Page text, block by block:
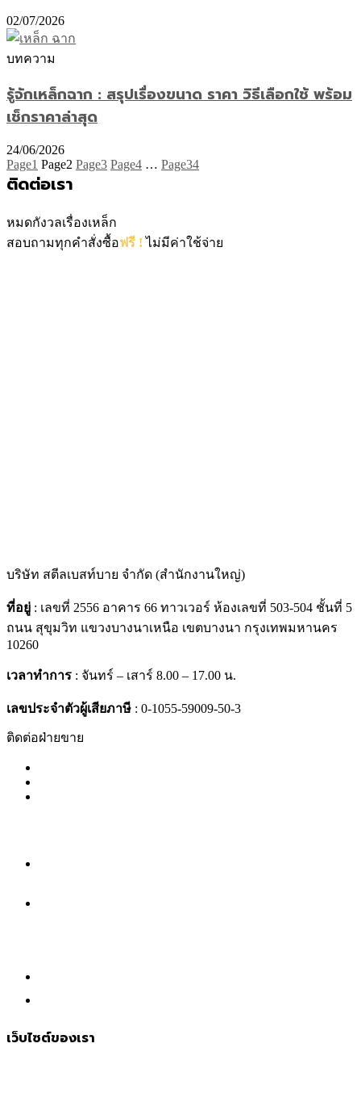
02/07/2026
บทความ
รู้จักเหล็กฉาก : สรุปเรื่องขนาด ราคา วิธีเลือกใช้ พร้อม
เช็กราคาล่าสุด
24/06/2026
Page1 Page2 Page3 Page4 … Page34
ติดต่อเรา
หมดกังวลเรื่องเหล็ก
สอบถามทุกคำสั่งซื้อฟรี ! ไม่มีค่าใช้จ่าย
บริษัท สตีลเบสท์บาย จำกัด (สำนักงานใหญ่)
ที่อยู่ : เลขที่ 2556 อาคาร 66 ทาวเวอร์ ห้องเลขที่ 503-504 ชั้นที่ 5
ถนน สุขุมวิท แขวงบางนาเหนือ เขตบางนา กรุงเทพมหานคร
10260
เวลาทำการ : จันทร์ – เสาร์ 8.00 – 17.00 น.
เลขประจำตัวผู้เสียภาษี : 0-1055-59009-50-3
ติดต่อฝ่ายขาย
เว็บไซต์ของเรา